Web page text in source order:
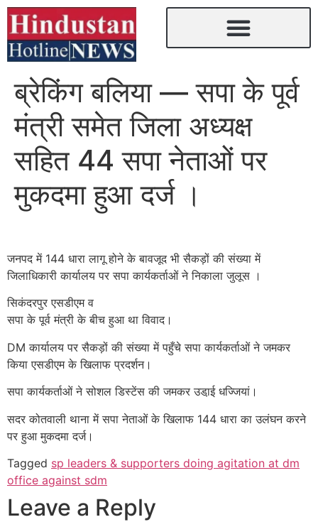
ब्रेकिंग बलिया — सपा के पूर्व
मंत्री समेत जिला अध्यक्ष
सहित 44 सपा नेताओं पर
मुकदमा हुआ दर्ज ।
जनपद में 144 धारा लागू होने के बावजूद भी सैकड़ों की संख्या में
जिलाधिकारी कार्यालय पर सपा कार्यकर्ताओं ने निकाला जुलूस ।
सिकंदरपुर एसडीएम व
सपा के पूर्व मंत्री के बीच हुआ था विवाद।
DM कार्यालय पर सैकड़ों की संख्या में पहुँचे सपा कार्यकर्ताओं ने जमकर
किया एसडीएम के खिलाफ प्रदर्शन।
सपा कार्यकर्ताओं ने सोशल डिस्टेंस की जमकर उडा़ई धज्जियां।
सदर कोतवाली थाना में सपा नेताओं के खिलाफ 144 धारा का उलंघन करने
पर हुआ मुकदमा दर्ज।
Tagged sp leaders & supporters doing agitation at dm
office against sdm
Leave a Reply